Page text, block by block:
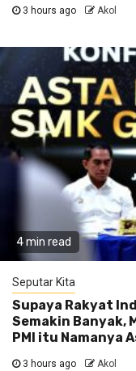
3 hours ago Akol
4 min read
Seputar Kita
Supaya Rakyat
Semakin Banyak,
PMI itu Namanya
3 hours ago Akol